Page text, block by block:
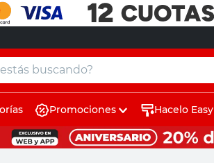
buscando?
Promociones Hacelo Easy